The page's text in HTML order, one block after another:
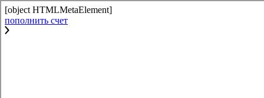
[object HTMLMetaElement]
пополнить счет